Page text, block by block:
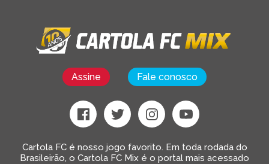
Assine Fale conosco
Cartola FC é nosso jogo favorito. Em toda rodada do
Brasileirão, o Cartola FC Mix é o portal mais acessado